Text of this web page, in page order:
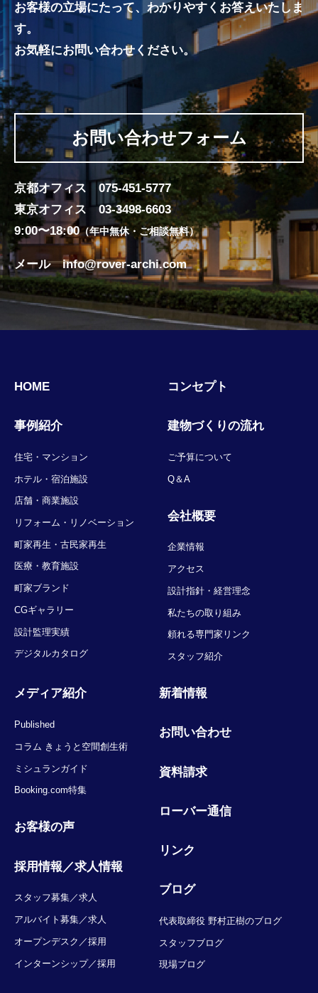
お客様の立場にたって、わかりやすくお答えいたしま
す。
お気軽にお問い合わせください。
お問い合わせフォーム
京都オフィス 075-451-5777
東京オフィス03-3498-6603
9:00〜18:00（年中無休・ご相談無料）
メールinfo@rover-archi.com
HOME
事例紹介
住宅・マンション
ホテル・宿泊施設
店舗・商業施設
リフォーム・リノベーション
町家再生・古民家再生
医療・教育施設
町家ブランド
CGギャラリー
設計監理実績
デジタルカタログ
コンセプト
建物づくりの流れ
ご予算について
Q＆A
会社概要
企業情報
アクセス
設計指針・経営理念
私たちの取り組み
頼れる専門家リンク
スタッフ紹介
メディア紹介
Published
コラム きょうと空間創生術
ミシュランガイド
Booking.com特集
お客様の声
採用情報／求人情報
スタッフ募集／求人
アルバイト募集／求人
オープンデスク／採用
インターンシップ／採用
新着情報
お問い合わせ
資料請求
ローバー通信
リンク
ブログ
代表取締役 野村正樹のブログ
スタッフブログ
現場ブログ